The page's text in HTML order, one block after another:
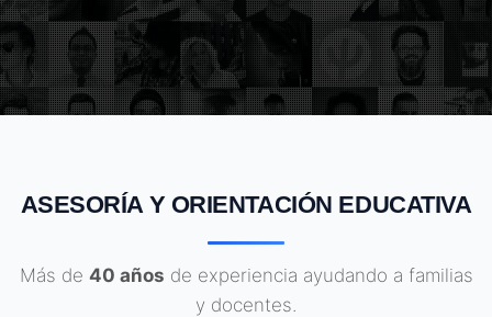
ASESORÍA Y ORIENTACIÓN EDUCATIVA
Más de 40 años de experiencia ayudando a familias
y docentes.